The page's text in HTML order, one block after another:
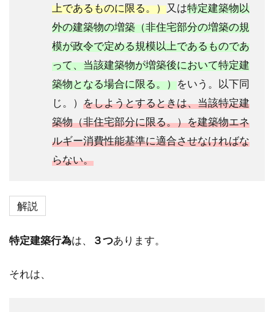
上であるものに限る。）又は特定建築物以
外の建築物の増築（非住宅部分の増築の規
模が政令で定める規模以上であるものであ
って、当該建築物が増築後において特定建
築物となる場合に限る。）をいう。以下同
じ。） をしようとするときは、当該特定建
築物（非住宅部分に限る。）を建築物エネ
ルギー消費性能基準に適合させなければな
らない。
解説
特定建築行為は、 ３つあります。
それは、